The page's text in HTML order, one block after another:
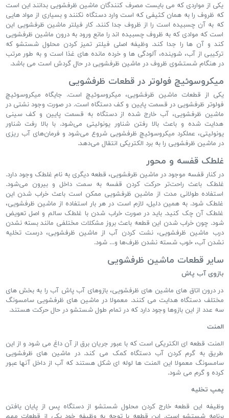
یکی از مواردی که می بایست مصرف کنندگان ماشین ظرفشویی بدانند این است
که ظروف را به همان کثیفی که است وارد دستگاه نکنند و بسیاری از مواد هایی
که به آن چسبیده است را از ظروف جدا کنند. کار فیلتر ماشین ظرفشویی این
است که موادی که به ظروف چسبیده اند را مانع ورود به درون ماشین ظرفشویی
کند و آن ها را جدا کند. وظیفه اصلی فیلتر تمیز کردن محلول شستشو که
ترکیبی از آب، شوینده، آلودگی ها و خرده مانده های غذا است و به طور مرتب
در هنگام شستشوی ظروف در ماشین ظرفشویی در حال گردش است می باشد.
میکروسوئیچ فولوتر در قطعات ظرفشویی
یکی از قطعات ماشین ظرفشویی، میکروسوئیچ است. جایگاه میکروسوئیچ
فولوتر ظرفشویی در قسمت پایین و کف دستگاه است. در صورت وجود نشتی در
ماشین ظرفشویی، آب خارج ‌شده از دستگاه به قسمت پایین و کف سینی
هدایت‌ شده و باعث بالا رفتن شناور یونولیتی می‌شود. با بالا رفت شناور
یونولیتی، عملکرد میکروسوئیچ ظرفشویی شروع می‌شود و فرمان‌های آب ریزی
در ماشین ظرفشویی را به برد الکتریکی انتقال می‌دهد.
غلطک قفسه و محور
در کنار قفسه موجود در ماشین ظرفشویی، قطعه دیگری به نام غلطک وجود دارد.
غلطک باعث راحت‌تر حرکت کردن قفسه به سمت داخل و بیرون می‌شود.
استفاده طولانی ‌مدت از ماشین ظرفشویی ممکن است باعث خراب شدن این
غلطک شود. به همین دلیل، لازم است در هر بار استفاده از ماشین ظرفشویی،
غلطک آن چک کنید. باید در صورت خراب شدن با غلطک سالم و اصل تعویض
شود. چون خراب شدن این قطعه باعث بروز مشکلات مختلفی مانند بسته نشدن
درب ماشین ظرفشویی، نشت کردن آب از ماشین ظرفشویی، درست تخلیه
نشدن آب، خوب شسته نشدن ظرف‌ها و… شود.
سایر قطعات ماشین ظرفشویی
بازوی آب پاش
در درون اتاق های ماشین های ظرفشویی، بازوهای آب پاش آب را به بخش های
مختلف دستگاه هدایت می کنند. معمولا در ماشین های ظرفشویی سامسونگ
سه عدد از این بازوها وجود دارد که در تمام طول شستشو در حال حرکت هستند.
المنت
المنت قطعه ای الکتریکی است که با عبور جریان برق از آن داغ می شود و از این
طریق به گرم کردن آب دستگاه کمک می کند. در ماشین های ظرفشویی
سامسونگ معمولا این المنت ها لوله ای شکل هستند که آب از داخل آنها عبور
کرده و گرم می شود.
پمپ تخلیه
وظیفه این قطعه خارج کردن محلول شستشو از دستگاه پس از پایان یافتن